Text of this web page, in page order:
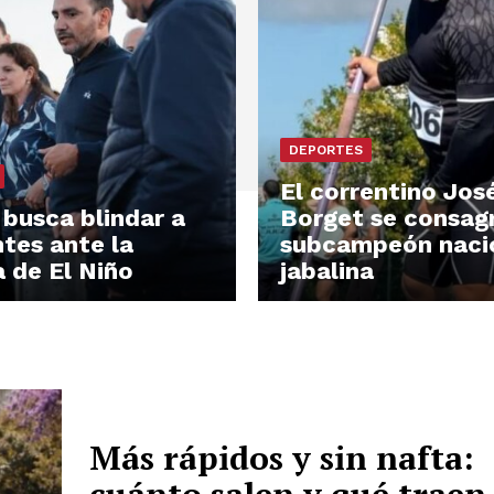
blindar a
ante la
de El Niño
DEPORTES
El correntino
Borget se
subcampeón
jabalina
Más rápidos y sin nafta: